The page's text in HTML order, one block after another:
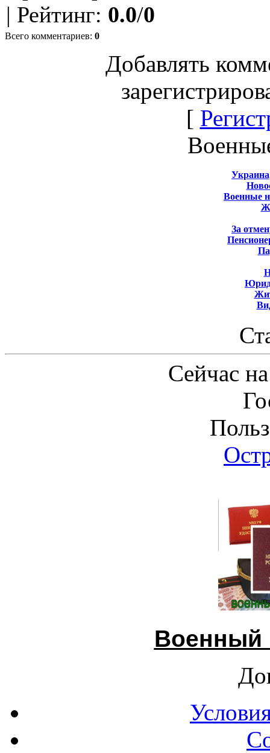
| Рейтинг: 0.0/0
Всего комментариев: 0
Добавлять
[
Военные
За
Сейчас
Военный